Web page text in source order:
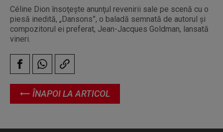
ÎNAPOI LA ARTICOL
Céline Dion însoţeşte anunţul revenirii sale pe scenă cu o
piesă inedită, „Dansons”, o baladă semnată de autorul şi
compozitorul ei preferat, Jean-Jacques Goldman, lansată
vineri.